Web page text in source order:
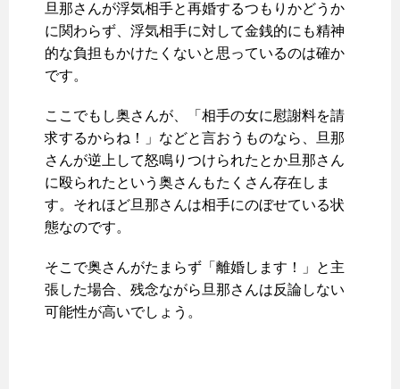
旦那さんが浮気相手と再婚するつもりかどうか
に関わらず、浮気相手に対して金銭的にも精神
的な負担もかけたくないと思っているのは確か
です。
ここでもし奥さんが、「相手の女に慰謝料を請
求するからね！」などと言おうものなら、旦那
さんが逆上して怒鳴りつけられたとか旦那さん
に殴られたという奥さんもたくさん存在しま
す。それほど旦那さんは相手にのぼせている状
態なのです。
そこで奥さんがたまらず「離婚します！」と主
張した場合、残念ながら旦那さんは反論しない
可能性が高いでしょう。